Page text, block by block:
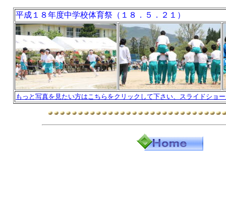
平成１８年度中学校体育祭（１８．５．２１）
もっと写真を見たい方はこちらをクリックして下さい、スライドショ